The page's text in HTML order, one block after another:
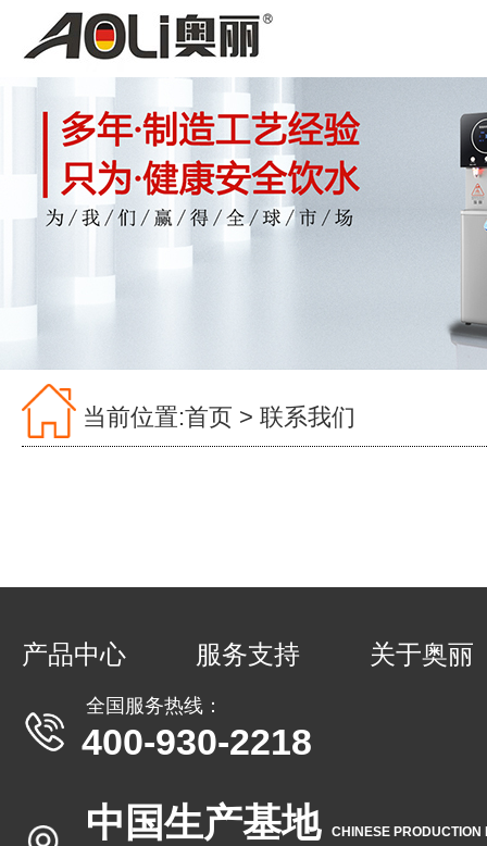
当前位置:首页 > 联系我们
产品中心 服务支持 关于奥丽
400-930-2218
全国服务热线：
中国生产基地 CHINESE PRODUCTION